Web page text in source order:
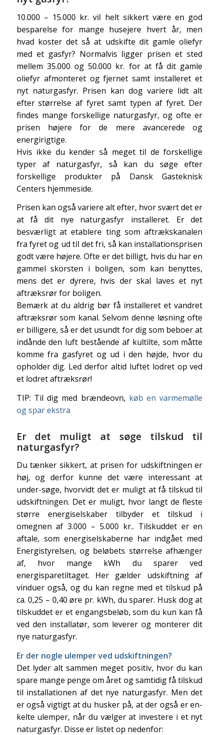
10.000 – 15.000 kr. vil helt sikkert være en god
besparelse for mange husejere hvert år, men
hvad koster det så at udskifte dit gamle oliefyr
med et gasfyr? Normalvis ligger prisen et sted
mellem 35.000 og 50.000 kr. for at få dit gamle
oliefyr afmonteret og fjernet samt installeret et
nyt naturgasfyr. Prisen kan dog variere lidt alt
efter størrelse af fyret samt typen af fyret. Der
findes mange forskellige naturgasfyr, og ofte er
prisen højere for de mere avancerede og
energirigtige.
Hvis ikke du kender så meget til de forskellige
typer af naturgasfyr, så kan du søge efter
forskellige produkter på Dansk Gasteknisk
Centers hjemmeside.
Prisen kan også variere alt efter, hvor svært det er
at få dit nye naturgasfyr installeret. Er det
besværligt at etablere ting som aftrækskanalen
fra fyret og ud til det fri, så kan installationsprisen
godt være højere. Ofte er det billigt, hvis du har en
gammel skorsten i boligen, som kan benyttes,
mens det er dyrere, hvis der skal laves et nyt
aftræksrør for boligen.
Bemærk at du aldrig bør få installeret et vandret
aftræksrør som kanal. Selvom denne løsning ofte
er billigere, så er det usundt for dig som beboer at
indånde den luft bestående af kultilte, som måtte
komme fra gasfyret og ud i den højde, hvor du
opholder dig. Led derfor altid luftet lodret op ved
et lodret aftræksrør!
TIP: Til dig med brændeovn, køb en varmemølle
og spar ekstra
Er det muligt at søge tilskud til
naturgasfyr?
Du tænker sikkert, at prisen for udskiftningen er
høj, og derfor kunne det være interessant at
under-søge, hvorvidt det er muligt at få tilskud til
udskiftningen. Det er muligt, hvor langt de fleste
større energiselskaber tilbyder et tilskud i
omegnen af 3.000 – 5.000 kr.. Tilskuddet er en
aftale, som energiselskaberne har indgået med
Energistyrelsen, og beløbets størrelse afhænger
af, hvor mange kWh du sparer ved
energisparetiltaget. Her gælder udskiftning af
vinduer også, og du kan regne med et tilskud på
ca. 0,25 – 0,40 øre pr. kWh, du sparer. Husk dog at
tilskuddet er et engangsbeløb, som du kun kan få
ved den installatør, som leverer og monterer dit
nye naturgasfyr.
Er der nogle ulemper ved udskiftningen?
Det lyder alt sammen meget positiv, hvor du kan
spare mange penge om året og samtidig få tilskud
til installationen af det nye naturgasfyr. Men det
er også vigtigt at du husker på, at der også er en-
kelte ulemper, når du vælger at investere i et nyt
naturgasfyr. Disse er listet op nedenfor: